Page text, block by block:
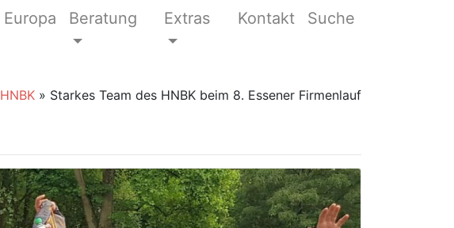
Europa Beratung Extras Kontakt Suche
HNBK » Starkes Team des HNBK beim 8. Essener Firmenlauf